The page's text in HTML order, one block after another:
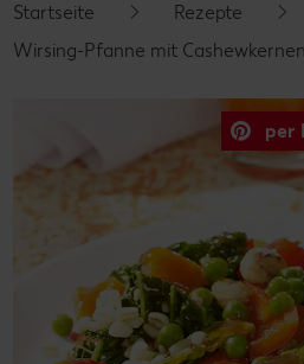
Schwebender Seitenbereich
Startseite Rezepte
Wirsing-Pfanne mit Cashewkernen
per